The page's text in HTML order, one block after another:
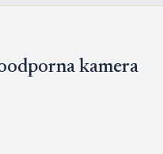
kamera